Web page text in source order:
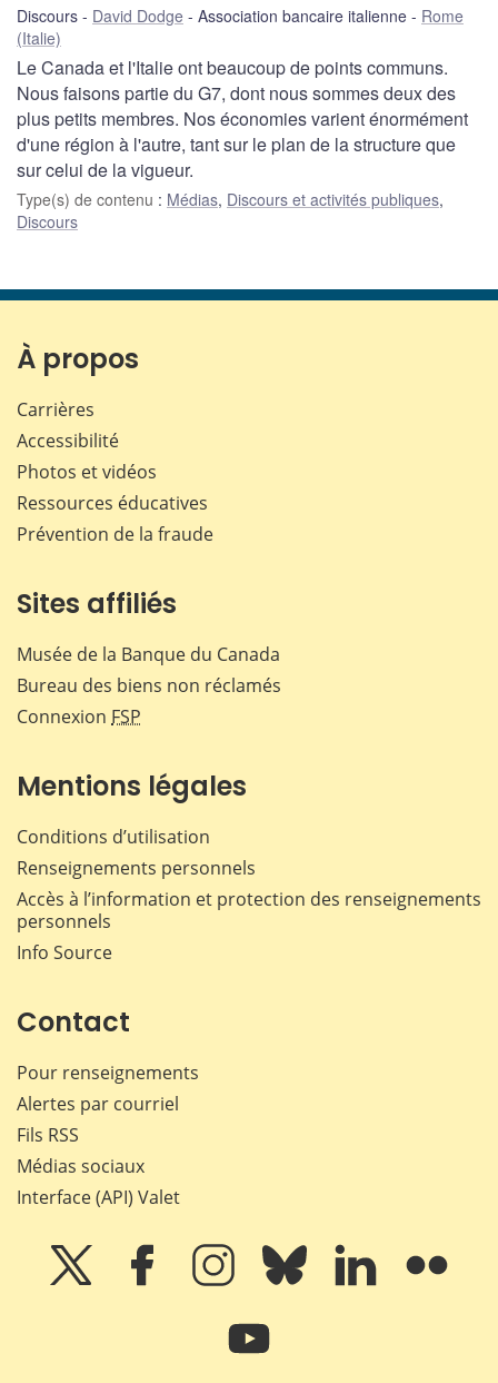
Discours David Dodge Association bancaire italienne
Rome
(Italie)
Le Canada et l'Italie ont beaucoup de points communs.
Nous faisons partie du G7, dont nous sommes deux des
plus petits membres. Nos économies varient énormément
d'une région à l'autre, tant sur le plan de la structure que
sur celui de la vigueur.
Type(s) de contenu : Médias, Discours et activités publiques,
Discours
À propos
Carrières
Accessibilité
Photos et vidéos
Ressources éducatives
Prévention de la fraude
Sites affiliés
Musée de la Banque du Canada
Bureau des biens non réclamés
Connexion FSP
Mentions légales
Conditions d’utilisation
Renseignements personnels
Accès à l’information et protection des renseignements
personnels
Info Source
Contact
Pour renseignements
Alertes par courriel
Fils RSS
Médias sociaux
Interface (API) Valet